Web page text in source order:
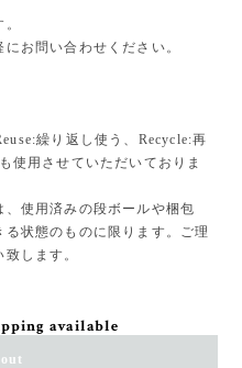
お問い合わせください。
繰り返し使う、Recycle:再
使用させていただいておりま
使用済みの段ボールや梱包
状態のものに限ります。ご理
します。
available